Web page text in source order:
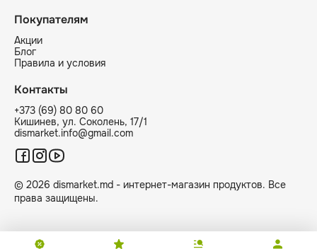
Покупателям
Акции
Блог
Правила и условия
Контакты
+373 (69) 80 80 60
Кишинев, ул. Соколень, 17/1
dismarket.info@gmail.com
© 2026 dismarket.md - интернет-магазин продуктов. Все
права защищены.